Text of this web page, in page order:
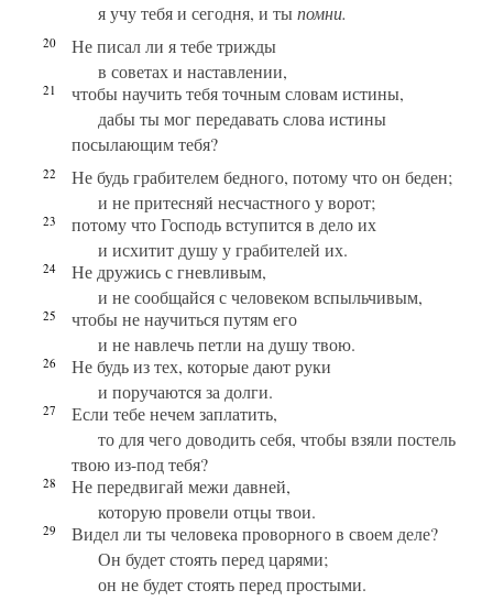
я учу тебя и сегодня, и тыпомни.
20
Не писал ли я тебе трижды
в советах и наставлении,
21
чтобы научить тебя точным словам истины,
дабы ты мог передавать слова истины
посылающим тебя?
22
Не будь грабителем бедного, потому что он беден;
и не притесняй несчастного у ворот;
23
потому что Господь вступится в дело их
и исхитит душу у грабителей их.
24
Не дружись с гневливым,
и не сообщайся с человеком вспыльчивым,
25
чтобы не научиться путям его
и не навлечь петли на душу твою.
26
Не будь из тех, которые дают руки
и поручаются за долги.
27
Если тебе нечем заплатить,
то для чего доводить себя, чтобы взяли постель
твою из-под тебя?
28
Не передвигай межи давней,
которую провели отцы твои.
29
Видел ли ты человека проворного в своем деле?
Он будет стоять перед царями;
он не будет стоять перед простыми.